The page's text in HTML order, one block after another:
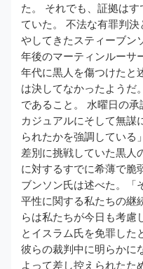
た。 それでも、証拠は
ていた。 不法な有罪判
やしてきたスティーブン
年後のマーティンルーサ
年代に黒人を傷つけたと
は決してなかったようだ
であること。 水曜日の
カジュアルにそして無謀
られたかを強調している
差別に挑戦していた黒人
に対するすでに希薄で脆
ブンソン氏は述べた。「
平性に関する私たちの継
らは私たちが今日も考慮
とイスラム氏を免罪した
彼らの裁判中に明らかに
よって差し控えられたた